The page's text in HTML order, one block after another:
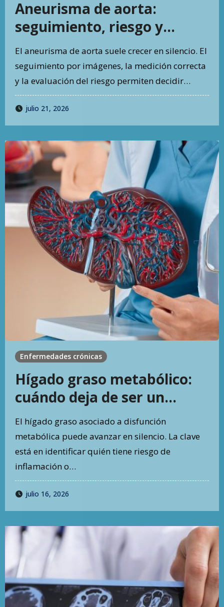
Aneurisma de aorta:
seguimiento, riesgo y
decisiones antes de una
emergencia
El aneurisma de aorta suele crecer en silencio. El
seguimiento por imágenes, la medición correcta
y la evaluación del riesgo permiten decidir…
julio 21, 2026
Enfermedades crónicas
Hígado graso metabólico:
cuándo deja de ser un
hallazgo menor
El hígado graso asociado a disfunción
metabólica puede avanzar en silencio. La clave
está en identificar quién tiene riesgo de
inflamación o…
julio 16, 2026